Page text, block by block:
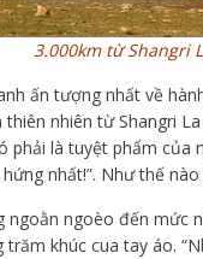
3.000km từ Shangri
ấn tượng nhất về
thiên nhiên từ Shangri
phải là tuyệt phẩm
nhất!”. Như thế nào
ngoằn ngoèo đến mức
khúc cua tay áo.